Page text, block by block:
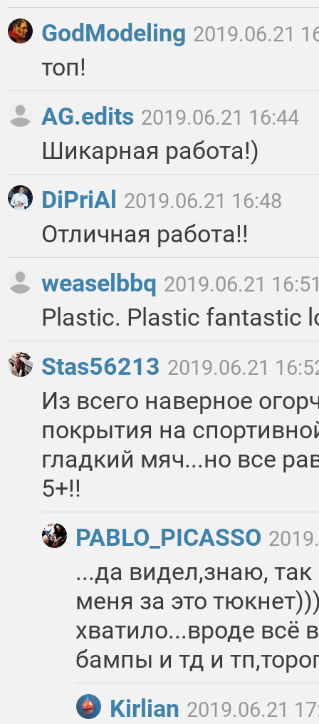
GodModeling 2019.06.21
топ!
AG.edits 2019.06.21 16:44
Шикарная работа!)
DiPriAl 2019.06.21 16:48
Отличная работа!!
weaselbbq 2019.06.21
Plastic. Plastic fantastic
Stas56213 2019.06.21
Из всего наверное
покрытия на
гладкий мяч...но все
5+!!
PABLO_PICASSO
...да видел,знаю, так
меня за это
хватило...вроде всё
бампы и тд и
Kirlian 2019.06.21